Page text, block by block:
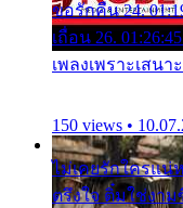
ขอรักคืน 24.
เถื่อน 26.
เพลงเพราะเสนา
150 views •
ไม่เคยรักใครแน่
ตรึงใจ ติ๋มใช่งา